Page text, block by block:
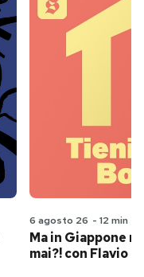
6 agosto 26 - 12 min
Ma in Giappone
mai?! con Flavio